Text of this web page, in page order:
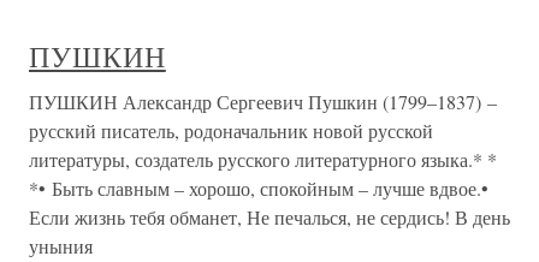
ПУШКИН
ПУШКИН Александр Сергеевич Пушкин (1799–1837) –
русский писатель, родоначальник новой русской
литературы, создатель русского литературного языка.* *
*• Быть славным – хорошо, спокойным – лучше вдвое.•
Если жизнь тебя обманет, Не печалься, не сердись! В день
уныния